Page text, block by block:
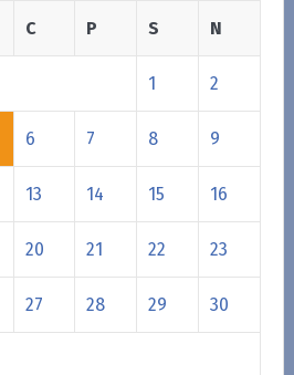
C P S N
1 2
6 7 8 9
13 14 15 16
20 21 22 23
27 28 29 30